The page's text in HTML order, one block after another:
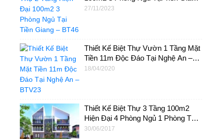
– BT46
27/11/2023
Thiết Kế Biệt Thự Vườn 1 Tầng Mặt
Tiền 11m Độc Đáo Tại Nghệ An –
BTV23
18/04/2020
Thiết Kế Biệt Thự 3 Tầng 100m2
Hiện Đại 4 Phòng Ngủ 1 Phòng Thờ
– BT01
30/06/2017